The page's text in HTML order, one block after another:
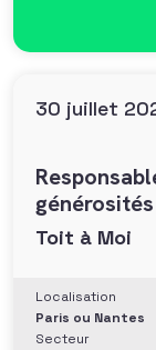
30 juillet
générosités
Toit à Moi
Localisation
Paris ou Nantes
Secteur